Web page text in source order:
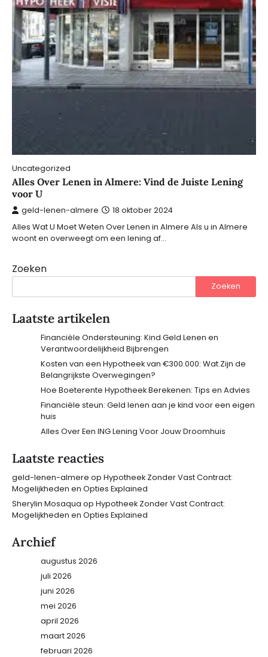
Uncategorized
Alles Over Lenen in Almere: Vind de Juiste Lening
voor U
geld-lenen-almere 18 oktober 2024
Alles Wat U Moet Weten Over Lenen in Almere Als u in Almere
woont en overweegt om een lening af…
Zoeken
Zoeken
Laatste artikelen
Financiële Ondersteuning: Kind Geld Lenen en
Verantwoordelijkheid Bijbrengen
Kosten van een Hypotheek van €300.000: Wat Zijn de
Belangrijkste Overwegingen?
Hoe Boeterente Hypotheek Berekenen: Tips en Advies
Financiële steun: Geld lenen aan je kind voor een eigen
huis
Alles Over Een ING Lening Voor Jouw Droomhuis
Laatste reacties
geld-lenen-almere op Hypotheek Zonder Vast Contract:
Mogelijkheden en Opties Explained
Sherylin Mosaqua op Hypotheek Zonder Vast Contract:
Mogelijkheden en Opties Explained
Archief
augustus 2026
juli 2026
juni 2026
mei 2026
april 2026
maart 2026
februari 2026